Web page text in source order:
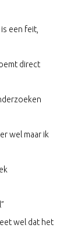
een feit,
direct
wel maar ik
wel dat het